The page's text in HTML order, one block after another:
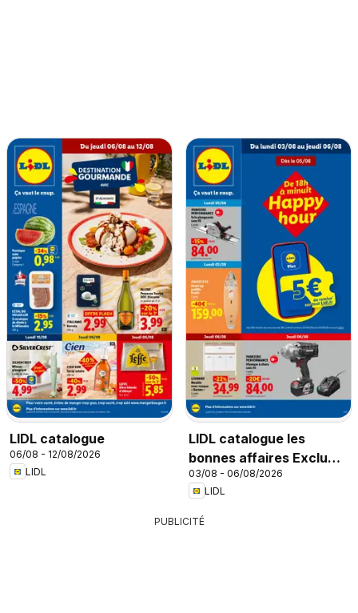
LIDL catalogue
06/08 - 12/08/2026
LIDL
LIDL catalogue les
bonnes affaires Exclu
Web
03/08 - 06/08/2026
LIDL
PUBLICITÉ